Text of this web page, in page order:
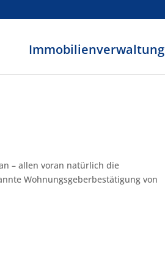
Immobilienverwaltung
– allen voran natürlich die
Wohnungsgeberbestätigung von